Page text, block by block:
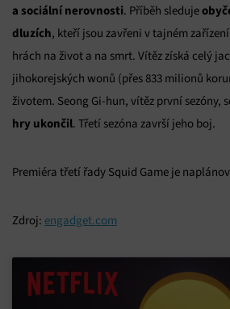
a sociální nerovnosti. Příběh sleduje
dluzích, kteří jsou zavřeni v tajném
hrách na život a na smrt. Vítěz získá celý
jihokorejských wonů (přes 833 milionů
životem. Seong Gi-hun, vítěz první sezóny,
hry ukončil. Třetí sezóna završí jeho boj.
Premiéra třetí řady Squid Game je
Zdroj: engadget.com